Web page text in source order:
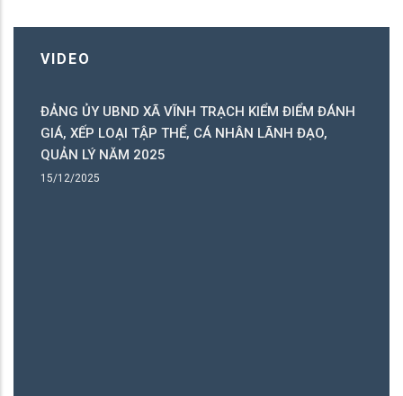
VIDEO
ĐẢNG ỦY UBND XÃ VĨNH TRẠCH KIỂM ĐIỂM ĐÁNH
GIÁ, XẾP LOẠI TẬP THỂ, CÁ NHÂN LÃNH ĐẠO,
QUẢN LÝ NĂM 2025
15/12/2025